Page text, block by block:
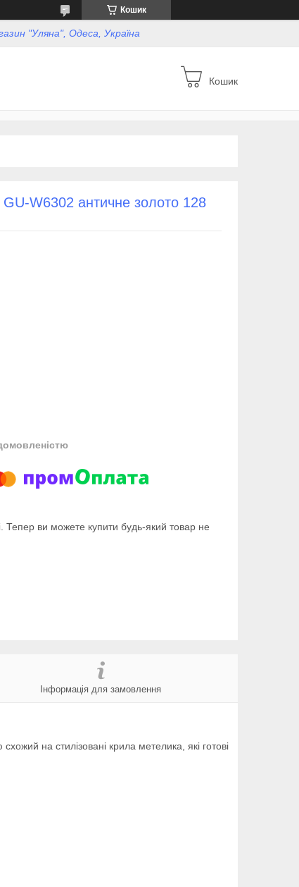
Кошик
"Уляна", Одеса, Україна
Кошик
W6302 античне золото 128
Тепер ви можете купити будь-який товар не
Інформація для замовлення
на стилізовані крила метелика, які готові